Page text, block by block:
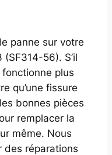
panne sur votre
56). S’il
fonctionne plus
qu’une fissure
bonnes pièces
remplacer la
même. Nous
des réparations